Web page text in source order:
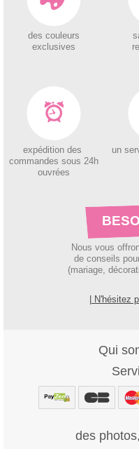
des couleurs
exclusives
expédition des
commandes sous 24h
ouvrées
un
Nous vous
de conseils
(mariage,
| N'hésitez
Qui
des